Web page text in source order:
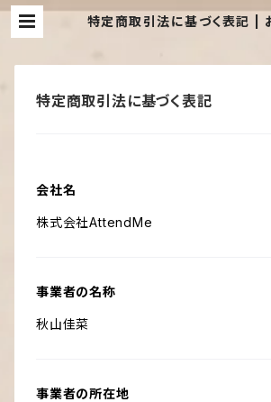
特定商取引法に基づく表記 |
特定商取引法に基づく表記
会社名
株式会社AttendMe
事業者の名称
秋山佳菜
事業者の所在地